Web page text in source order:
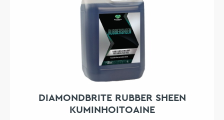
DIAMONDBRITE RUBBER SHEEN
KUMINHOITOAINE